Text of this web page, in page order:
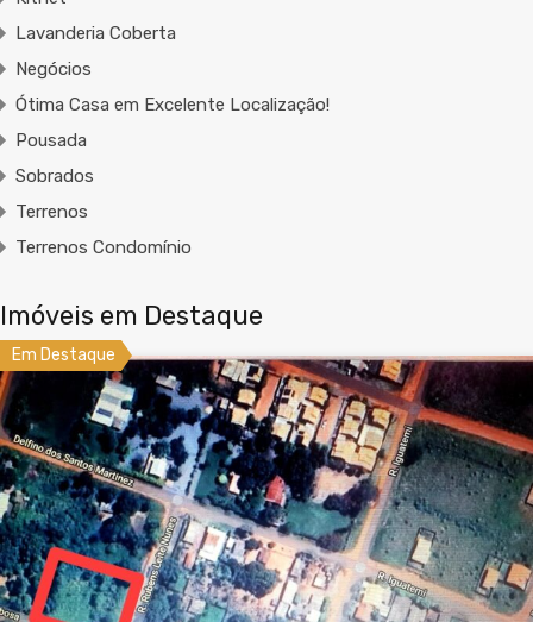
Lavanderia Coberta
Negócios
Ótima Casa em Excelente Localização!
Pousada
Sobrados
Terrenos
Terrenos Condomínio
Imóveis em Destaque
Em Destaque